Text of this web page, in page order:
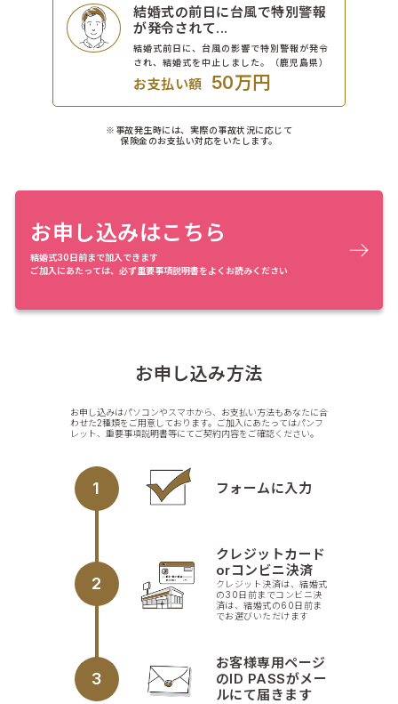
結婚式の前日に台風で特別警報
が発令されて...
結婚式前日に、台風の影響で特別警報が発令
され、結婚式を中止しました。（鹿児島県）
お支払い額 50万円
※事故発生時には、実際の事故状況に応じて
保険金のお支払い対応をいたします。
お申し込みはこちら
結婚式30日前まで加入できます
ご加入にあたっては、必ず重要事項説明書をよくお読みください
お申し込み方法
お申し込みはパソコンやスマホから、お支払い方法もあなたに合
わせた2種類をご用意しております。ご加入にあたってはパンフ
レット、重要事項説明書等にてご契約内容をご確認ください。
1 フォームに入力
2
クレジットカード
orコンビニ決済
クレジット決済は、結婚式
の30日前までコンビニ決
済は、結婚式の60日前ま
でお選びいただけます
3
お客様専用ページ
のID PASSがメー
ルにて届きます